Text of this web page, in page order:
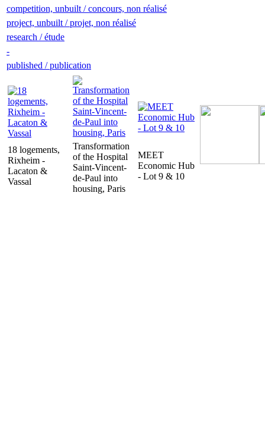
competition, unbuilt / concours, non réalisé
project, unbuilt / projet, non réalisé
research / étude
-
published / publication
18 logements,
Rixheim -
Lacaton &
Vassal
Transformation
of the Hospital
Saint-Vincent-
de-Paul into
housing, Paris
MEET
Economic Hub
- Lot 9 & 10